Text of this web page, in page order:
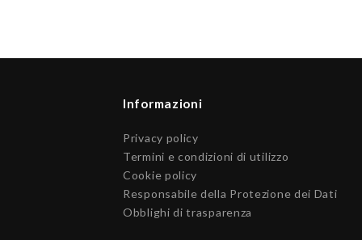
Informazioni
Privacy policy
Termini e condizioni di utilizzo
Cookie policy
Responsabile della Protezione dei Dati
Obblighi di trasparenza